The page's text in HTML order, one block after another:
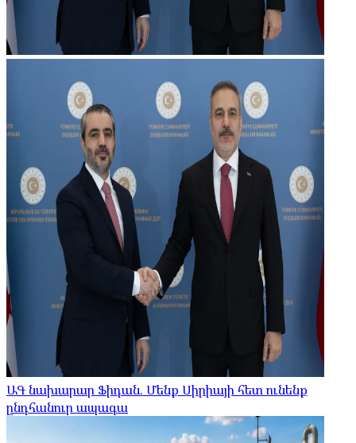
ԱԳ նախարար Ֆիդան. Մենք Սիրիայի հետ ունենք
ընդհանուր ապագա